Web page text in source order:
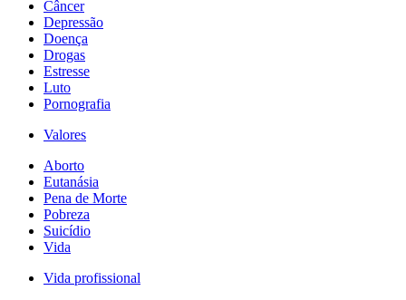
Câncer
Depressão
Doença
Drogas
Estresse
Luto
Pornografia
Valores
Aborto
Eutanásia
Pena de Morte
Pobreza
Suicídio
Vida
Vida profissional